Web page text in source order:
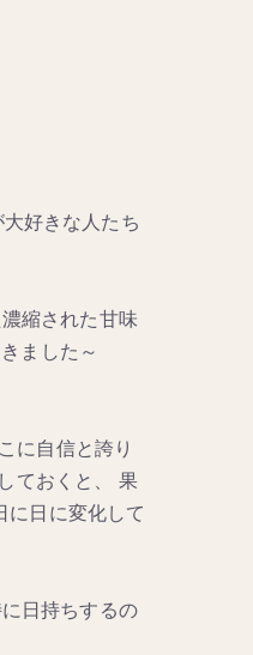
好きな人たち
縮された甘味
ました～
に自信と誇り
ておくと、 果
に日に変化して
日持ちするの